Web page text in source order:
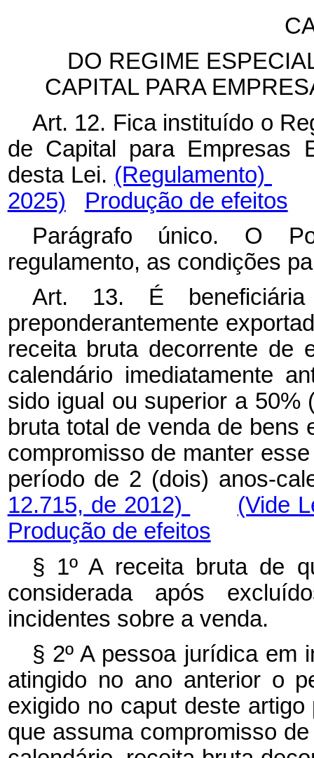
DO REGIME
CAPITAL PARA
Art. 12. Fica instituído o
de Capital para Empresas
desta Lei. (Regulamento)
2025)
Produção de efeitos
Parágrafo único. O
regulamento, as condições
Art. 13. É
preponderantemente
receita bruta decorrente de
calendário imediatamente
sido igual ou superior a 50%
bruta total de venda de
compromisso de manter
período de 2 (dois) anos-
12.715, de 2012)
(Vide
Produção de efeitos
§ 1º A receita bruta de
considerada após
incidentes sobre a venda.
§ 2º A pessoa jurídica em
atingido no ano anterior o
exigido no caput deste artigo
que assuma compromisso